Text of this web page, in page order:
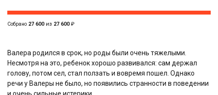
Собрано 27 600из 27 600₽
Валера родился в срок, но роды были очень тяжелыми.
Несмотря на это, ребенок хорошо развивался: сам держал
голову, потом сел, стал ползать и вовремя пошел. Однако
речи у Валеры не было, но появились странности в поведении
и очень сильные истерики.